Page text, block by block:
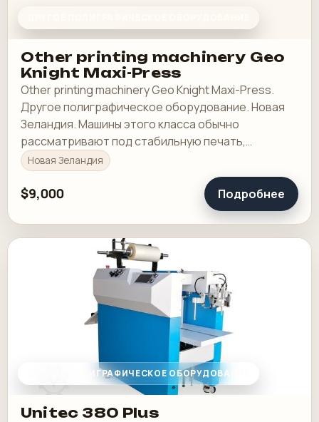
Other printing machinery Geo
Knight Maxi-Press
Other printing machinery Geo Knight Maxi-Press.
Другое полиграфическое оборудование. Новая
Зеландия. Машины этого класса обычно
рассматривают под стабильную печать,
понятную приладку и рабочую загрузку в смене.
Новая Зеландия
$9,000 Подробнее
ДРУГОЕ ПОЛИГРАФИЧЕСКОЕ ОБОРУДОВАНИЕ
Unitec 380 Plus